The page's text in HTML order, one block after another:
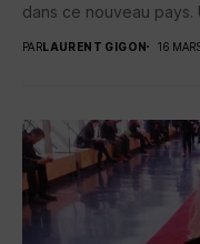
dans ce nouveau pays.
PARLAURENT GIGON 16